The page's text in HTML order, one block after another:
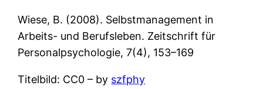
Wiese, B. (2008). Selbstmanagement in
Arbeits- und Berufsleben. Zeitschrift für
Personalpsychologie, 7(4), 153–169
Titelbild: CC0 – by szfphy